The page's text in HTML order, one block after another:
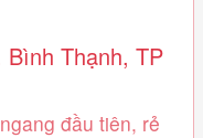
Bình Thạnh, TP
đầu tiên, rẻ